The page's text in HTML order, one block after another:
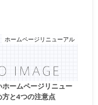
ホームページリニューアル
ホームページリニュー
方と4つの注意点